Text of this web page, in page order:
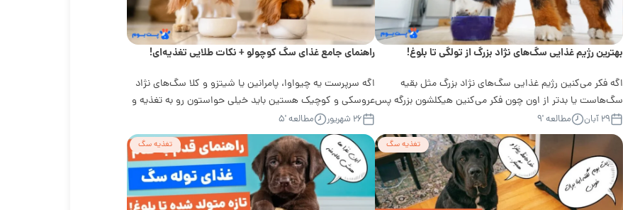
بهترین رژیم غذایی سگ‌های نژاد بزرگ از تولگی تا بلوغ!
اگه فکر می‌کنین رژیم غذایی سگ‌های نژاد بزرگ مثل بقیه
سگ‌هاست یا بدتر از اون چون فکر می‌کنین هیکلشون بزرگه پس
به کالری و...
۲۹ آبان مطالعه '۹
راهنمای جامع غذای سگ کوچولو + نکات طلایی تغذیه‌ای!
اگه سرپرست یه چیواوا، پامرانین یا شیتزو و کلا سگ‌های نژاد
عروسکی و کوچیک هستین باید خیلی حواستون رو به تغذیه و
نیازهای غذاییشون...
۲۶ شهریور مطالعه '۵
تغذیه سگ تغذیه سگ